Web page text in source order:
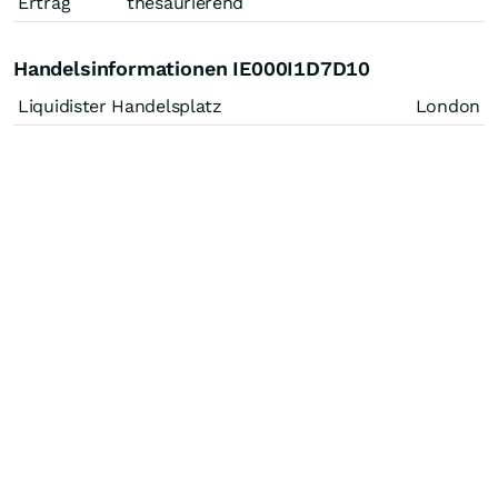
Handelsinformationen IE000I1D7D10
Liquidister Handelsplatz London